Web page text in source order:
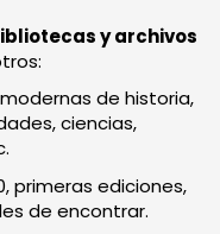
y archivos
de historia,
ciencias,
primeras ediciones,
de encontrar.